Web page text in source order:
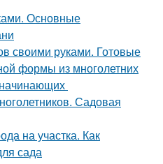
Основные
своими руками. Готовые
формы из многолетних
Садовая
на участка. Как
сада